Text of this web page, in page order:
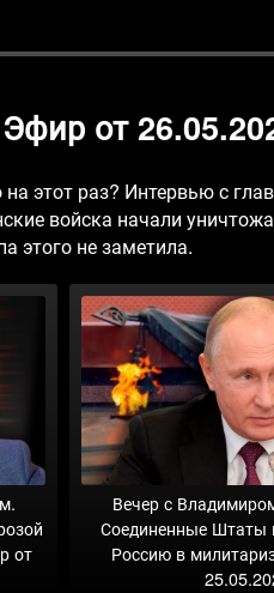
от
этот раз? Интервью с
войска начали
этого не заметила.
от
Вечер с
Соединенные Штаты
Россию в